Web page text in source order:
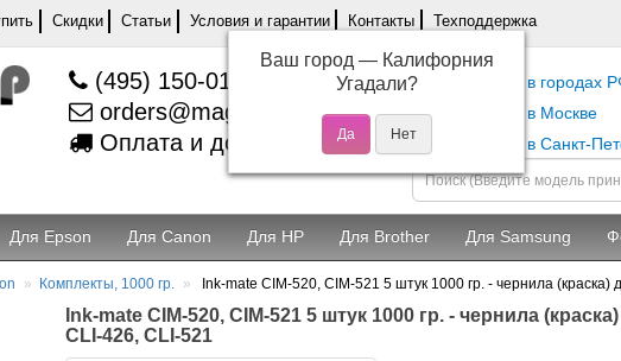
Скидки Статьи Условия и гарантии Контакты Техподдержка
(495) 150-01-37
orders@magentashop.ru
Оплата и доставка
Самовывоз в городах
Самовывоз в Москве
Самовывоз в Санкт-
Для Epson Для Canon Для HP Для Brother Для Samsung
Комплекты, 1000 гр. Ink-mate CIM-520, CIM-521 5 штук 1000 гр. - чернила
Ink-mate CIM-520, CIM-521 5 штук 1000 гр. - чернила
CLI-426, CLI-521
Ваш город — Калифорния
Угадали?